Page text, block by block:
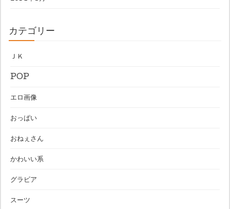
カテゴリー
ＪＫ
POP
エロ画像
おっぱい
おねぇさん
かわいい系
グラビア
スーツ